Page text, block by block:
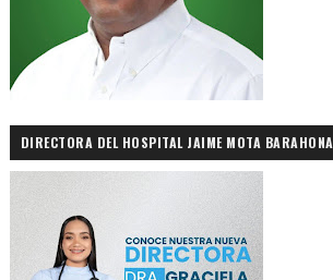
DIRECTORA DEL HOSPITAL JAIME MOTA BARAHONA